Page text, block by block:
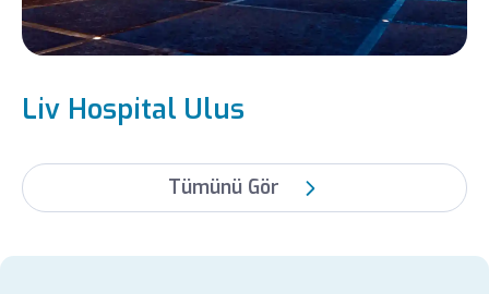
Liv Hospital Ulus
Tümünü Gör